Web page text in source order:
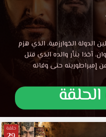
الدين
الخوارزمي
الحلقة
30
مترجمة
مسلسل
جلال
الدين
الحلقة
30
مترجمة
موقع
قصة
الدولة الخوارزمية، الذي هزم
آخذا بثأر والده الذي قتل
حلقة